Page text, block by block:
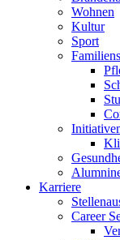
Wohnen
Kultur
Sport
Karriere
Career